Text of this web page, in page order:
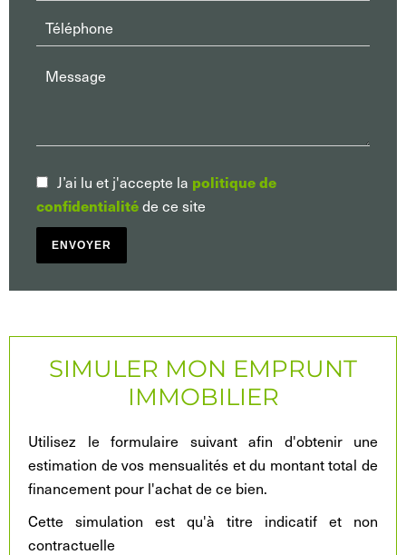
J’ai lu et j'accepte la politique de
confidentialitéde ce site
ENVOYER
SIMULER MON EMPRUNT
IMMOBILIER
Utilisez le formulaire suivant afin d'obtenir une
estimation de vos mensualités et du montant total de
financement pour l'achat de ce bien.
Cette simulation est qu'à titre indicatif et non
contractuelle